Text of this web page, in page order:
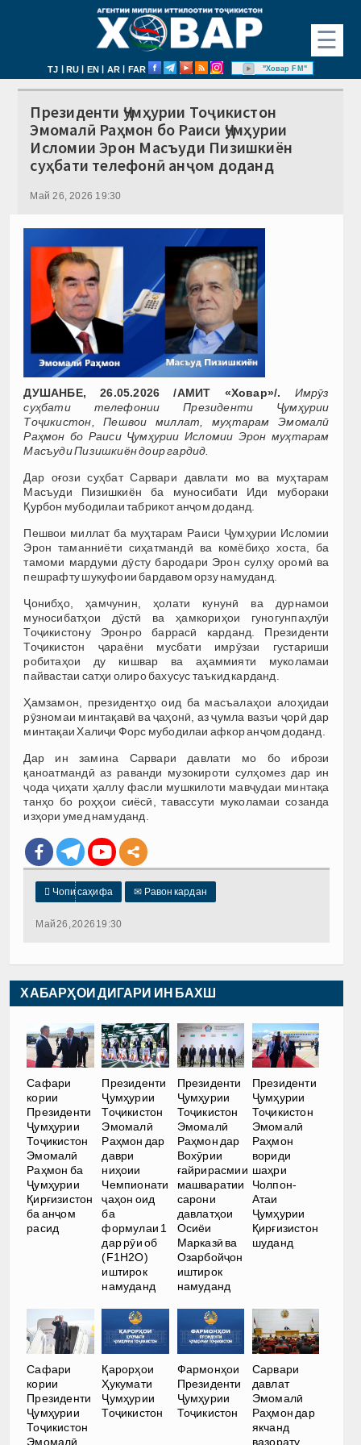
☰
TJ | RU | EN | AR | FAR "Ховар FM"
Президенти Ҷумҳурии Тоҷикистон
Эмомалӣ Раҳмон бо Раиси Ҷумҳурии
Исломии Эрон Масъуди Пизишкиён
суҳбати телефонӣ анҷом доданд
Май 26, 2026 19:30
ДУШАНБЕ, 26.05.2026 /АМИТ «Ховар»/.
Имрӯз
суҳбати телефонии Президенти Ҷумҳурии
Тоҷикистон, Пешвои миллат, муҳтарам Эмомалӣ
Раҳмон бо Раиси Ҷумҳурии Исломии Эрон муҳтарам
Масъуди Пизишкиён доир гардид.
Дар оғози суҳбат Сарвари давлати мо ва муҳтарам
Масъуди Пизишкиён ба муносибати Иди мубораки
Қурбон мубодилаи табрикот анҷом доданд.
Пешвои миллат ба муҳтарам Раиси Ҷумҳурии Исломии
Эрон таманниёти сиҳатмандӣ ва комёбиҳо хоста, ба
тамоми мардуми дӯсту бародари Эрон сулҳу оромӣ ва
пешрафту шукуфоии бардавом орзу намуданд.
Ҷонибҳо, ҳамчунин, ҳолати кунунӣ ва дурнамои
муносибатҳои дӯстӣ ва ҳамкориҳои гуногунпаҳлӯи
Тоҷикистону Эронро баррасӣ карданд. Президенти
Тоҷикистон ҷараёни мусбати имрӯзаи густариши
робитаҳои ду кишвар ва аҳаммияти муколамаи
пайвастаи сатҳи олиро бахусус таъкид карданд.
Ҳамзамон, президентҳо оид ба масъалаҳои алоҳидаи
рӯзномаи минтақавӣ ва ҷаҳонӣ, аз ҷумла вазъи ҷорӣ дар
минтақаи Халиҷи Форс мубодилаи афкор анҷом доданд.
Дар ин замина Сарвари давлати мо бо ибрози
қаноатмандӣ аз раванди музокироти сулҳомез дар ин
ҷода ҷиҳати ҳаллу фасли мушкилоти мавҷудаи минтақа
танҳо бо роҳҳои сиёсӣ, тавассути муколамаи созанда
изҳори умед намуданд.
 Чопи саҳифа ✉ Равон кардан
Май 26, 2026 19:30
ХАБАРҲОИ ДИГАРИ ИН БАХШ
Сафари
кории
Президенти
Ҷумҳурии
Тоҷикистон
Эмомалӣ
Раҳмон ба
Ҷумҳурии
Қирғизистон
ба анҷом
расид
Президенти
Ҷумҳурии
Тоҷикистон
Эмомалӣ
Раҳмон дар
даври
ниҳоии
Чемпионати
ҷаҳон оид
ба
формулаи 1
дар рӯи об
(F1H2O)
иштирок
намуданд
Президенти
Ҷумҳурии
Тоҷикистон
Эмомалӣ
Раҳмон дар
Вохӯрии
ғайрирасмии
машваратии
сарони
давлатҳои
Осиёи
Марказӣ ва
Озарбойҷон
иштирок
намуданд
Президенти
Ҷумҳурии
Тоҷикистон
Эмомалӣ
Раҳмон
вориди
шаҳри
Чолпон-
Атаи
Ҷумҳурии
Қирғизистон
шуданд
Сафари
кории
Президенти
Ҷумҳурии
Тоҷикистон
Эмомалӣ
Қарорҳои
Ҳукумати
Ҷумҳурии
Тоҷикистон
Фармонҳои
Президенти
Ҷумҳурии
Тоҷикистон
Сарвари
давлат
Эмомалӣ
Раҳмон дар
якчанд
вазорату